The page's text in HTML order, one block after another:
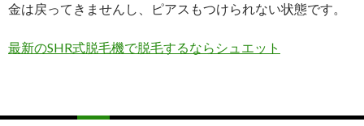
金は戻ってきませんし、ピアスもつけられない状態です。
最新のSHR式脱毛機で脱毛するならシュエット